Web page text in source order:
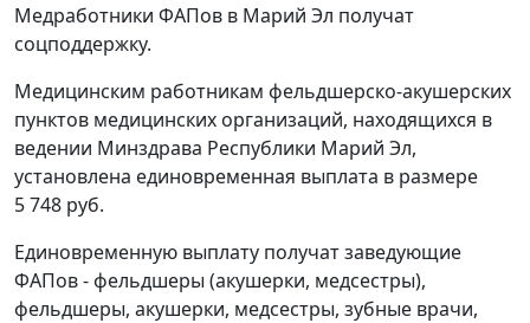
Медработники ФАПов в Марий Эл получат
соцподдержку.
Медицинским работникам фельдшерско-акушерских
пунктов медицинских организаций, находящихся в
ведении Минздрава Республики Марий Эл,
установлена единовременная выплата в размере
5 748 руб.
Единовременную выплату получат заведующие
ФАПов - фельдшеры (акушерки, медсестры),
фельдшеры, акушерки, медсестры, зубные врачи,